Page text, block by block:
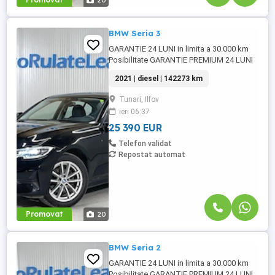
Promovat 20
BMW Seria 3
GARANTIE 24 LUNI in limita a 30.000 km
Posibilitate GARANTIE PREMIUM 24 LUNI
CEBIA disponibil Posibilitate finantare cu
avans 0% pe o perioada de maxim 6 ani
Aprobare garantata credit pentru
persoane fizice (cu venituri obtinute
inclusiv in afara tarii), persoane ...
2021 | diesel | 142273 km
Tunari, Ilfov
ieri 06:37
25 390 EUR
Telefon validat
Repostat automat
BMW Seria 2
GARANTIE 24 LUNI in limita a 30.000 km